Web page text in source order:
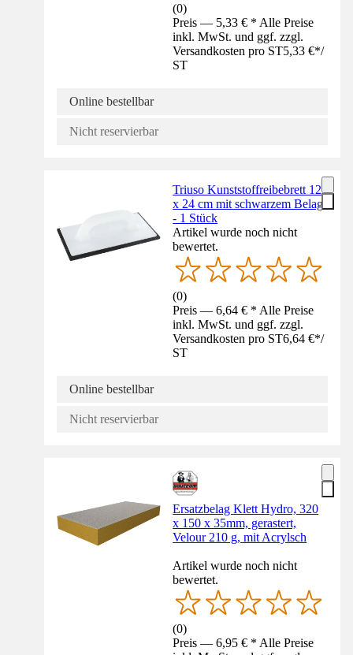
(0)
Preis — 5,33 € * Alle Preise
inkl. MwSt. und ggf. zzgl.
Versandkosten pro ST5,33 €*/
ST
Online bestellbar
Nicht reservierbar
Triuso Kunststoffreibebrett 12
x 24 cm mit schwarzem Belag
- 1 Stück
Artikel wurde noch nicht
bewertet.
(0)
Preis — 6,64 € * Alle Preise
inkl. MwSt. und ggf. zzgl.
Versandkosten pro ST6,64 €*/
ST
Online bestellbar
Nicht reservierbar
Ersatzbelag Klett Hydro, 320
x 150 x 35mm, gerastert,
Velour 210 g, mit Acrylsch
Artikel wurde noch nicht
bewertet.
(0)
Preis — 6,95 € * Alle Preise